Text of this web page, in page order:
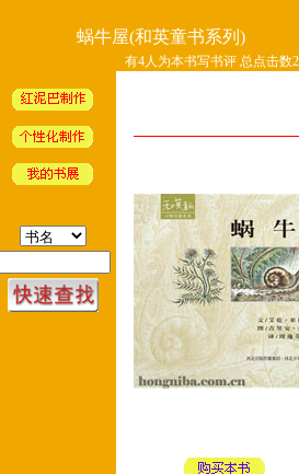
蜗牛屋(和英童书系列)
有4人为本书写书评 总点击数